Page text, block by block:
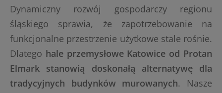
Dynamiczny rozwój gospodarczy regionu
śląskiego sprawia, że zapotrzebowanie na
funkcjonalne przestrzenie użytkowe stale rośnie.
Dlatego hale przemysłowe Katowice od Protan
Elmark stanowią doskonałą alternatywę dla
tradycyjnych budynków murowanych. Nasze